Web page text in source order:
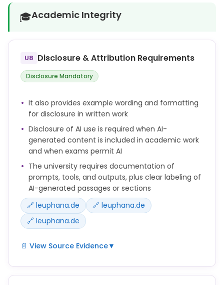
ensuring that their work meets the standards of
good scientific practice.
The use of AI should be made transparent
whenever it has substantially supported the
generation, analysis, or presentation of research
content.
authors, because they cannot take responsibility for
the content of a scientific work.
🎓Academic Integrity
U8 Disclosure & Attribution Requirements
Disclosure Mandatory
It also provides example wording and formatting
for disclosure in written work
Disclosure of AI use is required when AI-
generated content is included in academic work
and when exams permit AI
The university requires documentation of
prompts, tools, and outputs, plus clear labeling of
AI-generated passages or sections
🔗 leuphana.de
🔗 leuphana.de
🔗 leuphana.de
📄 View Source Evidence▼
KI-generierte Inhalte müssen nachvollziehbar
dokumentiert und gekennzeichnet werden.